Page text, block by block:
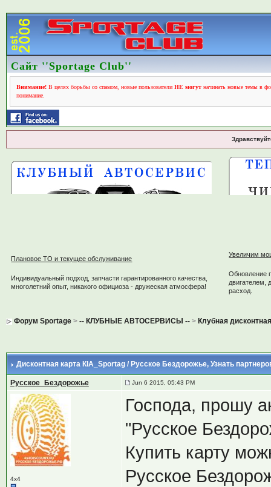
Сайт ''Sportage Club''
Внимание!В целях борьбы со спамом, новые пользователи НЕ могутначинать новые темы в
понимание.
Плановое ТО и текущее обслуживание
Индивидуальный подход, запчасти гарантированного качества,
многолетний опыт, никакого официоза - дружеская атмосфера!
Увеличим
Обновление
двигателем,
расход.
Форум Sportage> -- КЛУБНЫЕ АВТОСЕРВИСЫ --> Клубная
Дисконтная карта КIA_Sportag / Русское Бездорожье, Узнать
Русское_Бездорожье Jun 6 2015, 05:43 PM
4х4
Господа, прошу
"Русское
Купить карту
Русское